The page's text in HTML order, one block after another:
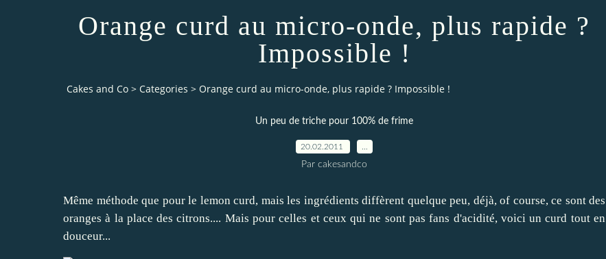
Orange curd au micro-onde, plus rapide ?
Impossible !
Cakes and Co > Categories > Orange curd au micro-onde, plus rapide ? Impossible !
Un peu de triche pour 100% de frime
20.02.2011
Par cakesandco
Même méthode que pour le lemon curd, mais les ingrédients diffèrent quelque peu, déjà, of course, ce sont des
oranges à la place des citrons.... Mais pour celles et ceux qui ne sont pas fans d'acidité, voici un curd tout en
douceur...